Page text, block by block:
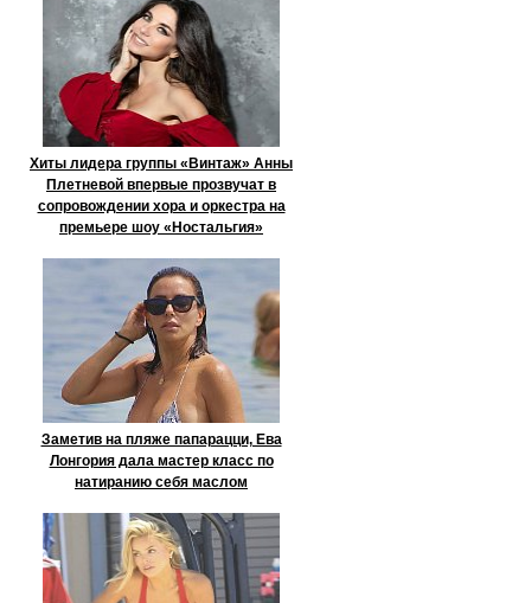
Хиты лидера группы «Винтаж» Анны
Плетневой впервые прозвучат в
сопровождении хора и оркестра на
премьере шоу «Ностальгия»
Заметив на пляже папарацци, Ева
Лонгория дала мастер класс по
натиранию себя маслом